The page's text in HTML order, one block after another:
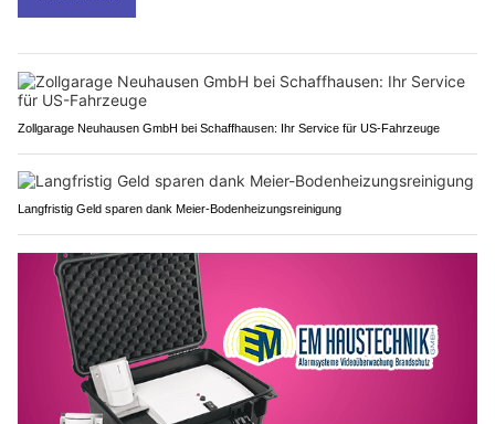
Zollgarage Neuhausen GmbH bei Schaffhausen: Ihr Service für US-Fahrzeuge
Langfristig Geld sparen dank Meier-Bodenheizungsreinigung